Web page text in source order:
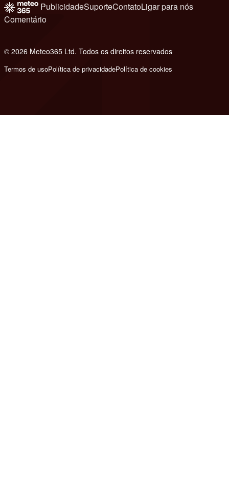
PublicidadeSuporteContatoLigar para nós
Comentário
© 2026 Meteo365 Ltd. Todos os direitos reservados
Termos de usoPolítica de privacidadePolítica de cookies